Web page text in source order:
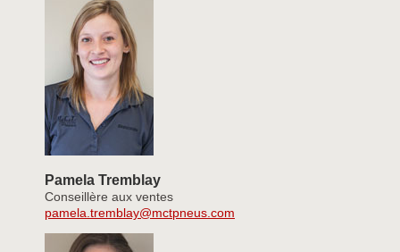
Pamela Tremblay
Conseillère aux ventes
pamela.tremblay@mctpneus.com